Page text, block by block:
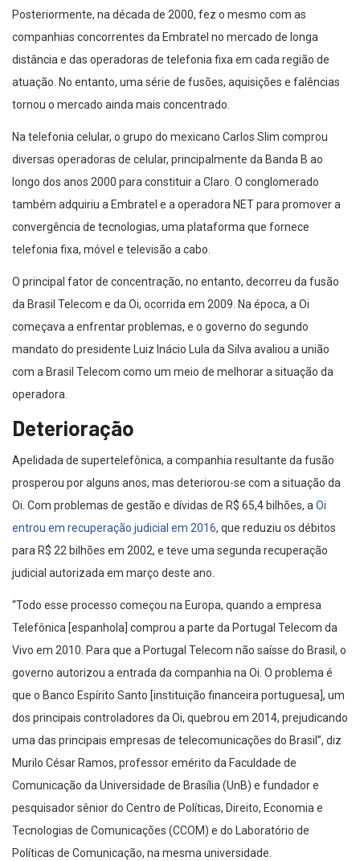
Posteriormente, na década de 2000, fez o mesmo com as
companhias concorrentes da Embratel no mercado de longa
distância e das operadoras de telefonia fixa em cada região de
atuação. No entanto, uma série de fusões, aquisições e falências
tornou o mercado ainda mais concentrado.
Na telefonia celular, o grupo do mexicano Carlos Slim comprou
diversas operadoras de celular, principalmente da Banda B ao
longo dos anos 2000 para constituir a Claro. O conglomerado
também adquiriu a Embratel e a operadora NET para promover a
convergência de tecnologias, uma plataforma que fornece
telefonia fixa, móvel e televisão a cabo.
O principal fator de concentração, no entanto, decorreu da fusão
da Brasil Telecom e da Oi, ocorrida em 2009. Na época, a Oi
começava a enfrentar problemas, e o governo do segundo
mandato do presidente Luiz Inácio Lula da Silva avaliou a união
com a Brasil Telecom como um meio de melhorar a situação da
operadora.
Deterioração
Apelidada de supertelefônica, a companhia resultante da fusão
prosperou por alguns anos, mas deteriorou-se com a situação da
Oi. Com problemas de gestão e dívidas de R$ 65,4 bilhões, aOi
entrou em recuperação judicial em 2016, que reduziu os débitos
para R$ 22 bilhões em 2002, e teve uma segunda recuperação
judicial autorizada em março deste ano.
“Todo esse processo começou na Europa, quando a empresa
Telefônica [espanhola] comprou a parte da Portugal Telecom da
Vivo em 2010. Para que a Portugal Telecom não saísse do Brasil, o
governo autorizou a entrada da companhia na Oi. O problema é
que o Banco Espírito Santo [instituição financeira portuguesa], um
dos principais controladores da Oi, quebrou em 2014, prejudicando
uma das principais empresas de telecomunicações do Brasil”, diz
Murilo César Ramos, professor emérito da Faculdade de
Comunicação da Universidade de Brasília (UnB) e fundador e
pesquisador sênior do Centro de Políticas, Direito, Economia e
Tecnologias de Comunicações (CCOM) e do Laboratório de
Políticas de Comunicação, na mesma universidade.